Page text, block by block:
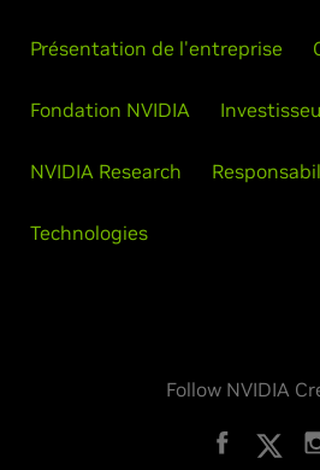
Présentation de l'entreprise
Fondation NVIDIA
NVIDIA Research
Technologies
Follow NVIDIA